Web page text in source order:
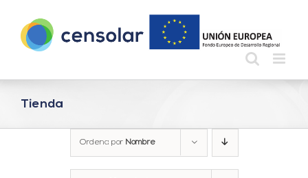
contenido
Tienda
Ordena por Nombre